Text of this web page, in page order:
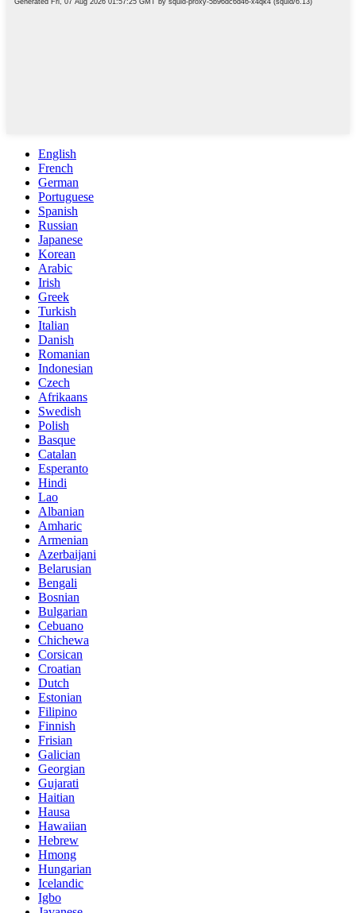
English
French
German
Portuguese
Spanish
Russian
Japanese
Korean
Arabic
Irish
Greek
Turkish
Italian
Danish
Romanian
Indonesian
Czech
Afrikaans
Swedish
Polish
Basque
Catalan
Esperanto
Hindi
Lao
Albanian
Amharic
Armenian
Azerbaijani
Belarusian
Bengali
Bosnian
Bulgarian
Cebuano
Chichewa
Corsican
Croatian
Dutch
Estonian
Filipino
Finnish
Frisian
Galician
Georgian
Gujarati
Haitian
Hausa
Hawaiian
Hebrew
Hmong
Hungarian
Icelandic
Igbo